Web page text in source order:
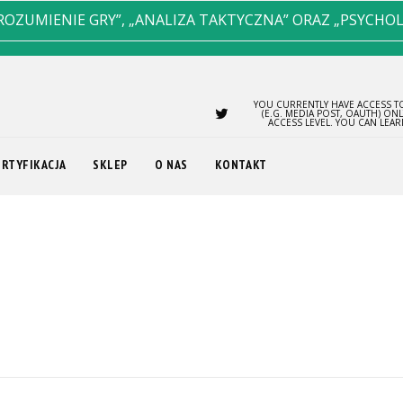
GRY”, „ANALIZA TAKTYCZNA” ORAZ
YOU CURRENTLY HAVE ACCESS
(E.G. MEDIA POST, OAUTH)
ACCESS LEVEL. YOU CAN
SKLEP O NAS KONTAKT